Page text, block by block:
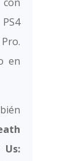
en